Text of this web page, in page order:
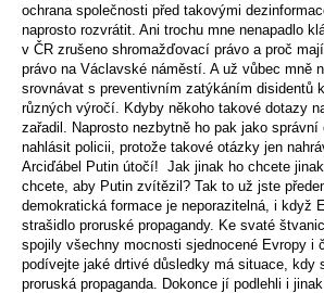
ochrana společnosti před takovými
naprosto rozvrátit. Ani trochu mne nenapadlo
v ČR zrušeno shromažďovací právo a proč
právo na Václavské náměstí. A už vůbec mně
srovnávat s preventivním zatýkáním disidentů
různých výročí. Kdyby někoho takové dotazy
zařadil. Naprosto nezbytně ho pak jako správní
nahlásit policii, protože takové otázky jen
Arciďábel Putin útočí! Jak jinak ho chcete
chcete, aby Putin zvítězil? Tak to už jste
demokratická formace je neporazitelná, i když
strašidlo proruské propagandy. Ke svaté
spojily všechny mocnosti sjednocené Evropy i
podívejte jaké drtivé důsledky má situace, kdy
proruská propaganda. Dokonce jí podlehli i